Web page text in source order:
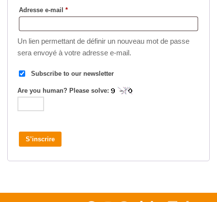
Adresse e-mail *Obligatoire
Un lien permettant de définir un nouveau mot de passe
sera envoyé à votre adresse e-mail.
Subscribe to our newsletter
Are you human? Please solve:
S’inscrire